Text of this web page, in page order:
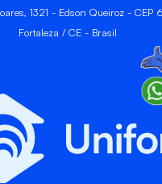
1321 - Edson Queiroz - CEP
Fortaleza / CE - Brasil